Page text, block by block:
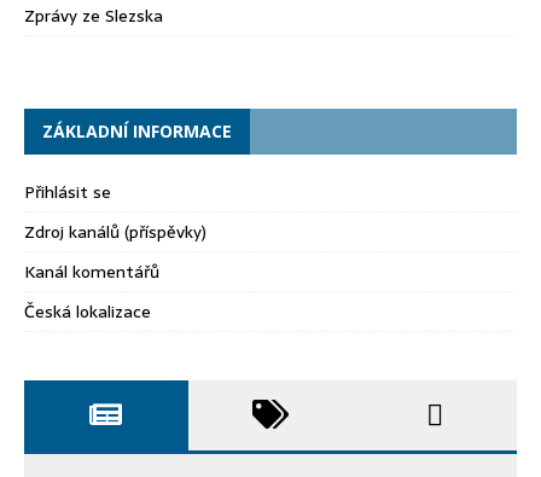
Zprávy ze Slezska
ZÁKLADNÍ INFORMACE
Přihlásit se
Zdroj kanálů (příspěvky)
Kanál komentářů
Česká lokalizace